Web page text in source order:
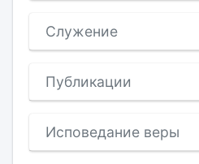
Служение
Публикации
Исповедание веры